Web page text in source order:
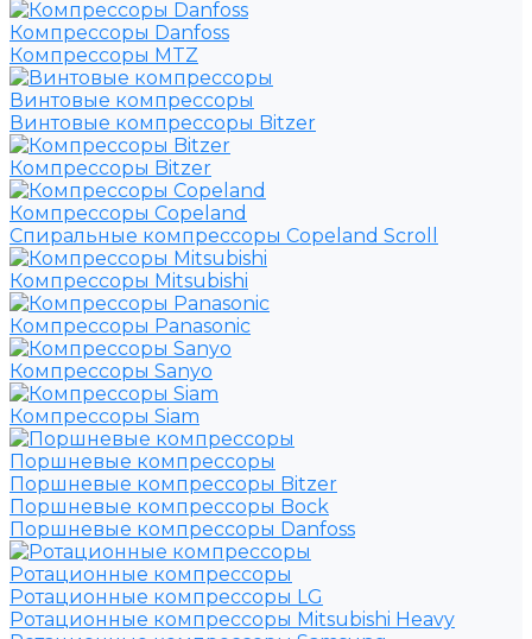
Компрессоры Danfoss
Компрессоры MTZ
Винтовые компрессоры
Винтовые компрессоры Bitzer
Компрессоры Bitzer
Компрессоры Copeland
Спиральные компрессоры Copeland Scroll
Компрессоры Mitsubishi
Компрессоры Panasonic
Компрессоры Sanyo
Компрессоры Siam
Поршневые компрессоры
Поршневые компрессоры Bitzer
Поршневые компрессоры Bock
Поршневые компрессоры Danfoss
Ротационные компрессоры
Ротационные компрессоры LG
Ротационные компрессоры Mitsubishi Heavy